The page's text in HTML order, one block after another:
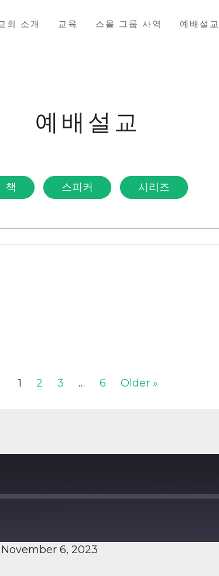
회 소개 교육 스몰 그룹 사역 예배설교
예배설교
책 스피커 시리즈
1 2 3 … 6 Older »
6, 2023